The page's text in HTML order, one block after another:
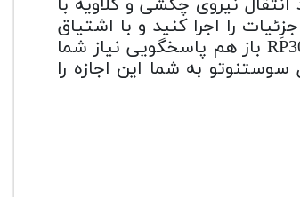
نیروی چکشی و کلاویه با
را اجرا کنید و با اشتیاق
هرچه بیشتر تمرین کنند. با پیشرفت کردن توانایی های شما پیانوی RP30 باز هم پاسخگویی نیاز شما
به شما این اجازه را